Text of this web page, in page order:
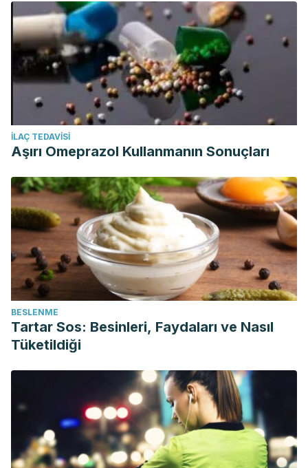
İLAÇ TEDAVISI
Aşırı Omeprazol Kullanmanın Sonuçları
BESLENME
Tartar Sos: Besinleri, Faydaları ve Nasıl
Tüketildiği